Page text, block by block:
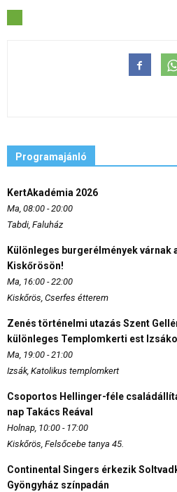
Programajánló
KertAkadémia 2026
Ma, 08:00 - 20:00
Tabdi, Faluház
Különleges burgerélmények várnak
Kiskőrösön!
Ma, 16:00 - 22:00
Kiskőrös, Cserfes étterem
Zenés történelmi utazás Szent
különleges Templomkerti est
Ma, 19:00 - 21:00
Izsák, Katolikus templomkert
Csoportos Hellinger-féle
nap Takács Reával
Holnap, 10:00 - 17:00
Kiskőrös, Felsőcebe tanya 45.
Continental Singers érkezik
Gyöngyház színpadán